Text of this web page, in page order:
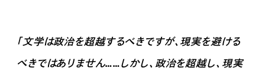
「文学は政治を超越するべきですが、現実を避ける
べきではありません……しかし、政治を超越し、現実